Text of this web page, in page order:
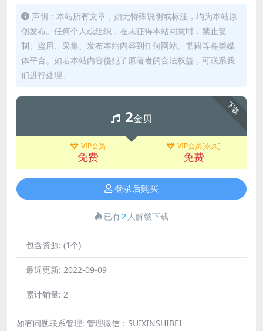
声明：本站所有文章，如无特殊说明或标注，均为本站原
创发布。任何个人或组织，在未征得本站同意时，禁止复
制、盗用、采集、发布本站内容到任何网站、书籍等各类媒
体平台。如若本站内容侵犯了原著者的合法权益，可联系我
们进行处理。
下载
2金贝
VIP会员
免费
VIP会员[永久]
免费
登录后购买
已有2 人解锁下载
包含资源: (1个)
最近更新: 2022-09-09
累计销量: 2
如有问题联系管理; 管理微信：SUIXINSHIBEI